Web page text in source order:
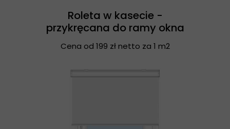
Roleta w kasecie -
przykręcana do ramy okna
Cena od 199 zł netto za 1 m2